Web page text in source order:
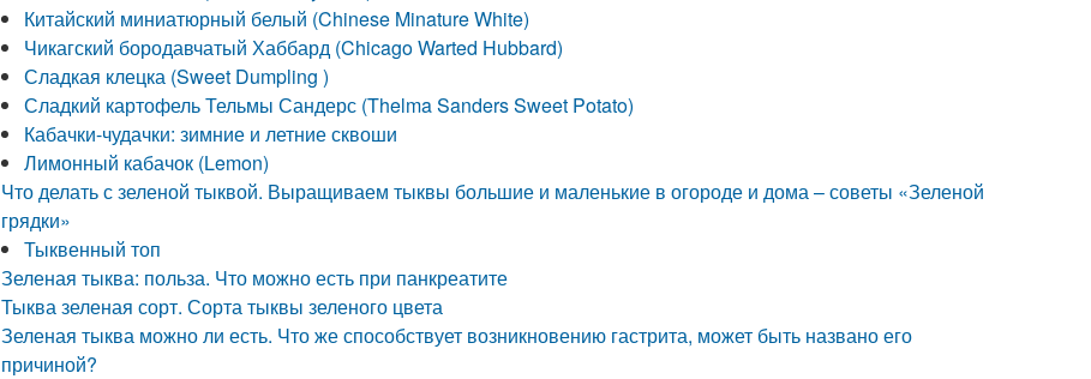
Китайский миниатюрный белый (Chinese Minature White)
Чикагский бородавчатый Хаббард (Chicago Warted Hubbard)
Сладкая клецка (Sweet Dumpling )
Сладкий картофель Тельмы Сандерс (Thelma Sanders Sweet Potato)
Кабачки-чудачки: зимние и летние сквоши
Лимонный кабачок (Lemon)
Что делать с зеленой тыквой. Выращиваем тыквы большие и маленькие в огороде и дома – советы «Зеленой
грядки»
Тыквенный топ
Зеленая тыква: польза. Что можно есть при панкреатите
Тыква зеленая сорт. Сорта тыквы зеленого цвета
Зеленая тыква можно ли есть. Что же способствует возникновению гастрита, может быть названо его
причиной?